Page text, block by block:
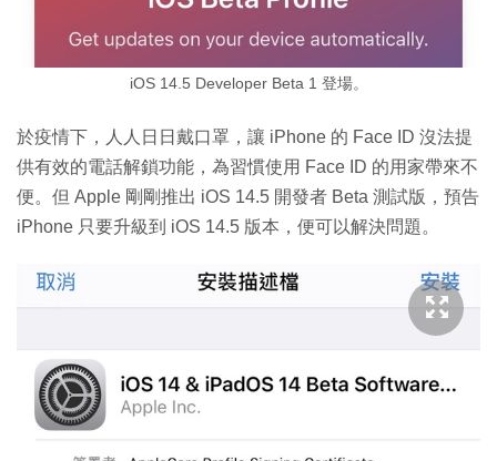
iOS 14.5 Developer Beta 1 登場。
於疫情下，人人日日戴口罩，讓 iPhone 的 Face ID 沒法提
供有效的電話解鎖功能，為習慣使用 Face ID 的用家帶來不
便。但 Apple 剛剛推出 iOS 14.5 開發者 Beta 測試版，預告
iPhone 只要升級到 iOS 14.5 版本，便可以解決問題。